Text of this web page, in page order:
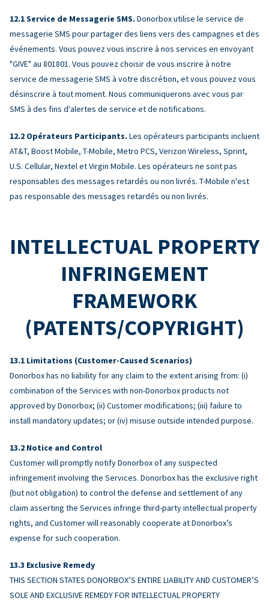
Service de Messagerie SMS. Donorbox utilise le service de
messagerie SMS pour partager des liens vers des campagnes et des
événements. Vous pouvez vous inscrire à nos services en envoyant
"GIVE" au 801801. Vous pouvez choisir de vous inscrire à notre
service de messagerie SMS à votre discrétion, et vous pouvez vous
désinscrire à tout moment. Nous communiquerons avec vous par
SMS à des fins d'alertes de service et de notifications.
Opérateurs Participants. Les opérateurs participants incluent
AT&T, Boost Mobile, T-Mobile, Metro PCS, Verizon Wireless, Sprint,
U.S. Cellular, Nextel et Virgin Mobile. Les opérateurs ne sont pas
responsables des messages retardés ou non livrés. T-Mobile n'est
pas responsable des messages retardés ou non livrés.
INTELLECTUAL PROPERTY
INFRINGEMENT
FRAMEWORK
(PATENTS/COPYRIGHT)
Limitations (Customer-Caused Scenarios)
Donorbox has no liability for any claim to the extent arising from: (i)
combination of the Services with non-Donorbox products not
approved by Donorbox; (ii) Customer modifications; (iii) failure to
install mandatory updates; or (iv) misuse outside intended purpose.
Notice and Control
Customer will promptly notify Donorbox of any suspected
infringement involving the Services. Donorbox has the exclusive right
(but not obligation) to control the defense and settlement of any
claim asserting the Services infringe third-party intellectual property
rights, and Customer will reasonably cooperate at Donorbox’s
expense for such cooperation.
Exclusive Remedy
THIS SECTION STATES DONORBOX’S ENTIRE LIABILITY AND CUSTOMER’S
SOLE AND EXCLUSIVE REMEDY FOR INTELLECTUAL PROPERTY